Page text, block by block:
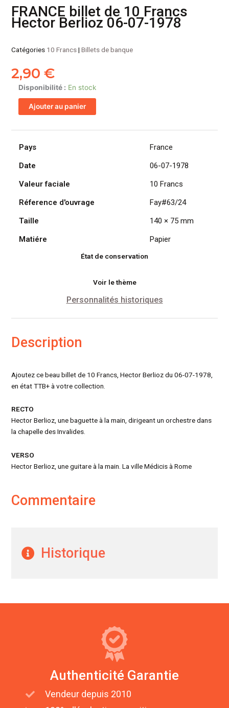
FRANCE billet de 10 Francs
Hector Berlioz 06-07-1978
Catégories 10 Francs|Billets de banque
2,90€
Disponibilité : En stock
quantité
de
FRANCE
de
Hector
06-
07-
Ajouter au panier
Pays
France
Date
06-07-1978
Valeur faciale
10 Francs
Réference d'ouvrage
Fay#63/24
Taille
140 × 75 mm
Matiére
Papier
État de conservation
Voir le thème
Personnalités historiques
Description
Ajoutez ce beau billet de 10 Francs, Hector Berlioz du 06-07-1978,
en état TTB+ à votre collection.
RECTO
Hector Berlioz, une baguette à la main, dirigeant un orchestre dans
la chapelle des Invalides.
VERSO
Hector Berlioz, une guitare à la main. La ville Médicis à Rome
Commentaire
Historique
Authenticité Garantie
Vendeur depuis 2010